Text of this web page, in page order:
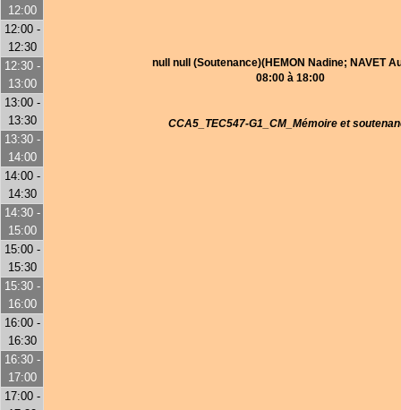
null null (Soutenance)(HEMON Nadine; NAVET
08:00 à 18:00
CCA5_TEC547-G1_CM_Mémoire et
12:00
12:00 -
12:30
12:30 -
13:00
13:00 -
13:30
13:30 -
14:00
14:00 -
14:30
14:30 -
15:00
15:00 -
15:30
15:30 -
16:00
16:00 -
16:30
16:30 -
17:00
17:00 -